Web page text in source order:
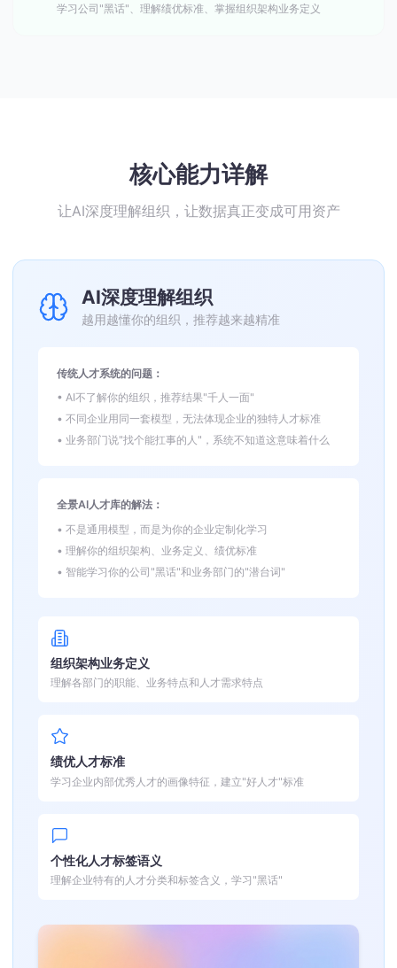
学习公司"黑话"、理解绩优标准、掌握组织架构业务定义
核心能力详解
让AI深度理解组织，让数据真正变成可用资产
AI深度理解组织
越用越懂你的组织，推荐越来越精准
传统人才系统的问题：
• AI不了解你的组织，推荐结果"千人一面"
• 不同企业用同一套模型，无法体现企业的独特人才标准
• 业务部门说"找个能扛事的人"，系统不知道这意味着什么
全景AI人才库的解法：
• 不是通用模型，而是为你的企业定制化学习
• 理解你的组织架构、业务定义、绩优标准
• 智能学习你的公司"黑话"和业务部门的"潜台词"
组织架构业务定义
理解各部门的职能、业务特点和人才需求特点
绩优人才标准
学习企业内部优秀人才的画像特征，建立"好人才"标准
个性化人才标签语义
理解企业特有的人才分类和标签含义，学习"黑话"